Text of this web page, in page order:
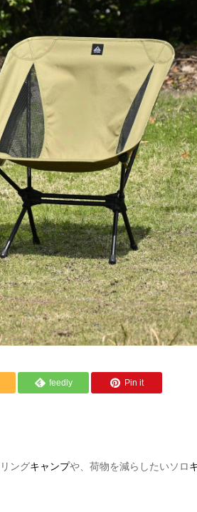
feedly Pin it
ングキャンプや、荷物を減らしたいソロ